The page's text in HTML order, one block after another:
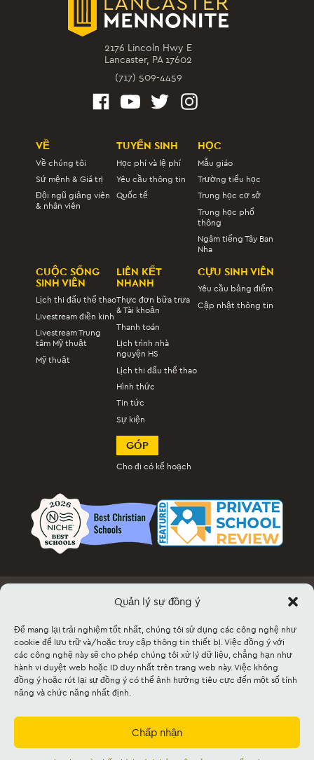
Quản lý sự đồng ý
Để mang lại trải nghiệm tốt nhất, chúng tôi sử dụng các công nghệ như
cookie để lưu trữ và/hoặc truy cập thông tin thiết bị. Việc đồng ý với
các công nghệ này sẽ cho phép chúng tôi xử lý dữ liệu, chẳng hạn như
hành vi duyệt web hoặc ID duy nhất trên trang web này. Việc không
đồng ý hoặc rút lại sự đồng ý có thể ảnh hưởng tiêu cực đến một số tính
năng và chức năng nhất định.
Chấp nhận
2176 Lincoln Hwy E
Lancaster, PA 17602
(717) 509-4459
VỀ
Về chúng tôi
Sứ mệnh & Giá trị
Đội ngũ giảng viên
& nhân viên
TUYỂN SINH
Học phí và lệ phí
Yêu cầu thông tin
Quốc tế
HỌC
Mẫu giáo
Trường tiểu học
Trung học cơ sở
Trung học phổ
thông
Ngâm tiếng Tây Ban
Nha
CUỘC SỐNG
SINH VIÊN
Lịch thi đấu thể thao
Livestream điền kinh
Livestream Trung
tâm Mỹ thuật
Mỹ thuật
LIÊN KẾT
NHANH
Thực đơn bữa trưa
& Tài khoản
Thanh toán
Lịch trình nhà
nguyện HS
Lịch thi đấu thể thao
Hình thức
Tin tức
Sự kiện
CỰU SINH VIÊN
Yêu cầu bảng điểm
Cập nhật thông tin
GÓP
Cho đi có kế hoạch
Tài liệu & Biểu mẫu Thông tin sự kiện & Bán vé
Cho thuê cơ sở vật chất Sự tiếp xúc Sơ đồ trang web
©2026 Lancaster Mennonite. All rights
reserved. |
Privacy Policy Cookie Policy
Social Media Policy |Title IX|Safe2Say|
This site is protected by reCAPTCHA and
Serviceapply.
Được công nhận bởi Cognia